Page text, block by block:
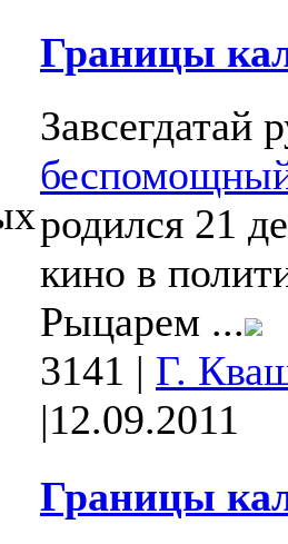
Границы
Завсегдатай
родился 21
кино в
Рыцарем ...
3141 | Г.
|12.09.2011
Границы